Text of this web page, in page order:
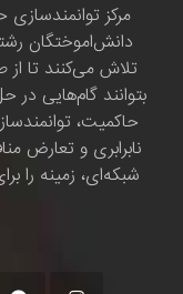
مرکز
دانش‌اموختگان
تلاش می‌کنند تا
بتوانند گام‌هایی
حاکمیت،
نابرابری و تعارض
شبکه‌ای، زمینه را